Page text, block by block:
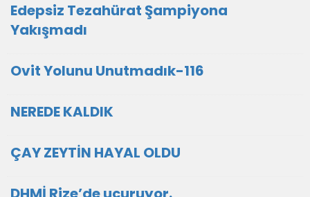
Edepsiz Tezahürat Şampiyona
Yakışmadı
Ovit Yolunu Unutmadık-116
NEREDE KALDIK
ÇAY ZEYTİN HAYAL OLDU